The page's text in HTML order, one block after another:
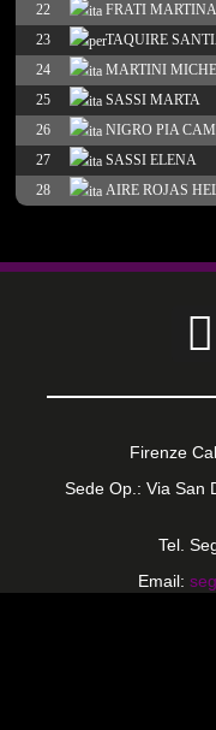
22
FRATI MARTINA
23
TAQUIRE
24
MARTINI
25
SASSI MARTA
26
NIGRO PIA
27
SASSI ELENA
28
AIRE ROJAS
Firenze
Sede Op.: Via San
Tel.
Email: